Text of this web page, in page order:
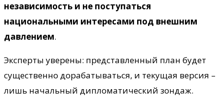
независимость и не поступаться
национальными интересами под внешним
давлением.
Эксперты уверены: представленный план будет
существенно дорабатываться, и текущая версия –
лишь начальный дипломатический зондаж.